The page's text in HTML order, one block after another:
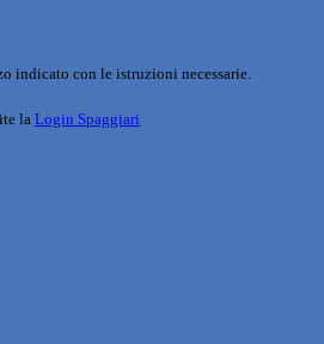
indicato con le istruzioni necessarie.
la Login Spaggiari